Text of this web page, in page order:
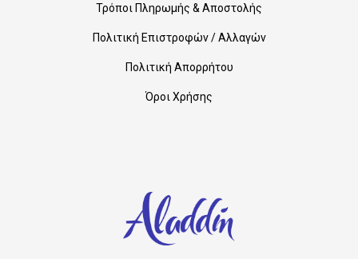
Τρόποι Πληρωμής & Αποστολής
Πολιτική Επιστροφών / Αλλαγών
Πολιτική Απορρήτου
Όροι Χρήσης